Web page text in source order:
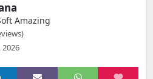
Amazing
2026